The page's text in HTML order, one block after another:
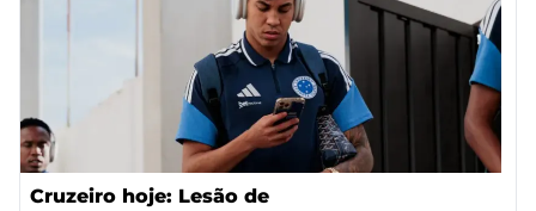
Cruzeiro hoje: Lesão de